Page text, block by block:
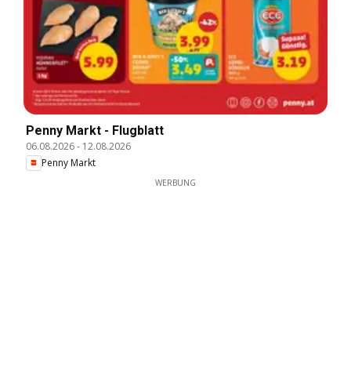
Penny Markt - Flugblatt
06.08.2026- 12.08.2026
Penny Markt
WERBUNG